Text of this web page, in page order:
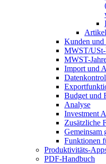
Kunden und
MWST/
MWST-
Import und
Budget und
Analyse
Investment
Zusätzliche
Gemeinsam
Funktionen
Produktivitäts-
PDF-Handbuch